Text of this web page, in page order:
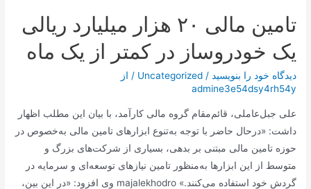
Page
SEO)
تامین مالی ۲۰ هزار میلیارد ریالی
یک خودروساز در کمتر از یک ماه
دیدگاه‌ خود را بنویسید /
Uncategorized / از
admine3e54dsy4rh54y
علی جبل‌عاملی، قائم‌مقام گروه مالی کارآمد، با بیان این مطلب اظهار
داشت: «درحال ‌حاضر با توجه به‌تنوع ابزارهای تامین مالی به‌خصوص در
حوزه تامین مالی مبتنی بر بدهی، بسیاری از شرکت‌های بزرگ و
متوسط از این ابزارها به‌منظور تامین نیازهای توسعه‌ای و سرمایه در
گردش خود استفاده می‌کنند.» majalekhodro وی افزود: «در این بین،